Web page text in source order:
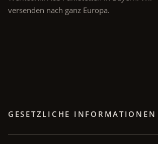
versenden nach ganz Europa.
GESETZLICHE INFORMATIONEN